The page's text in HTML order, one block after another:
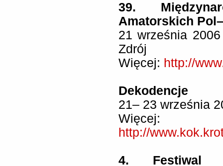
39.
Amatorskich
21 września
Zdrój
Więcej: http://
Dekodencje
21– 23 września
Więcej:
http://
4. Festiwal